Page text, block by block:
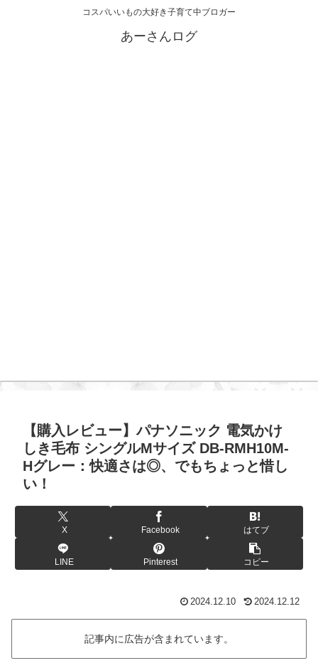
コスパいいもの大好き子育て中ブロガー
あーさんログ
【購入レビュー】パナソニック 電気かけ
しき毛布 シングルMサイズ DB-RMH10M-
Hグレー：快適さは◎、でもちょっと惜し
い！
X Facebook はてブ
LINE Pinterest コピー
2024.12.10 2024.12.12
記事内に広告が含まれています。